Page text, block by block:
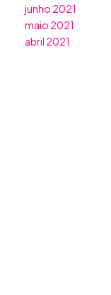
junho 2021
maio 2021
abril 2021